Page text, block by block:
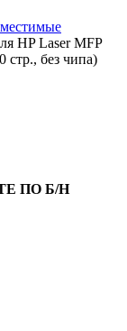
HP Laser MFP
стр., без чипа)
ПО Б/Н